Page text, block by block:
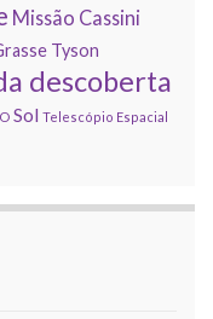
Missão Cassini
Tyson
descoberta
Sol Telescópio Espacial